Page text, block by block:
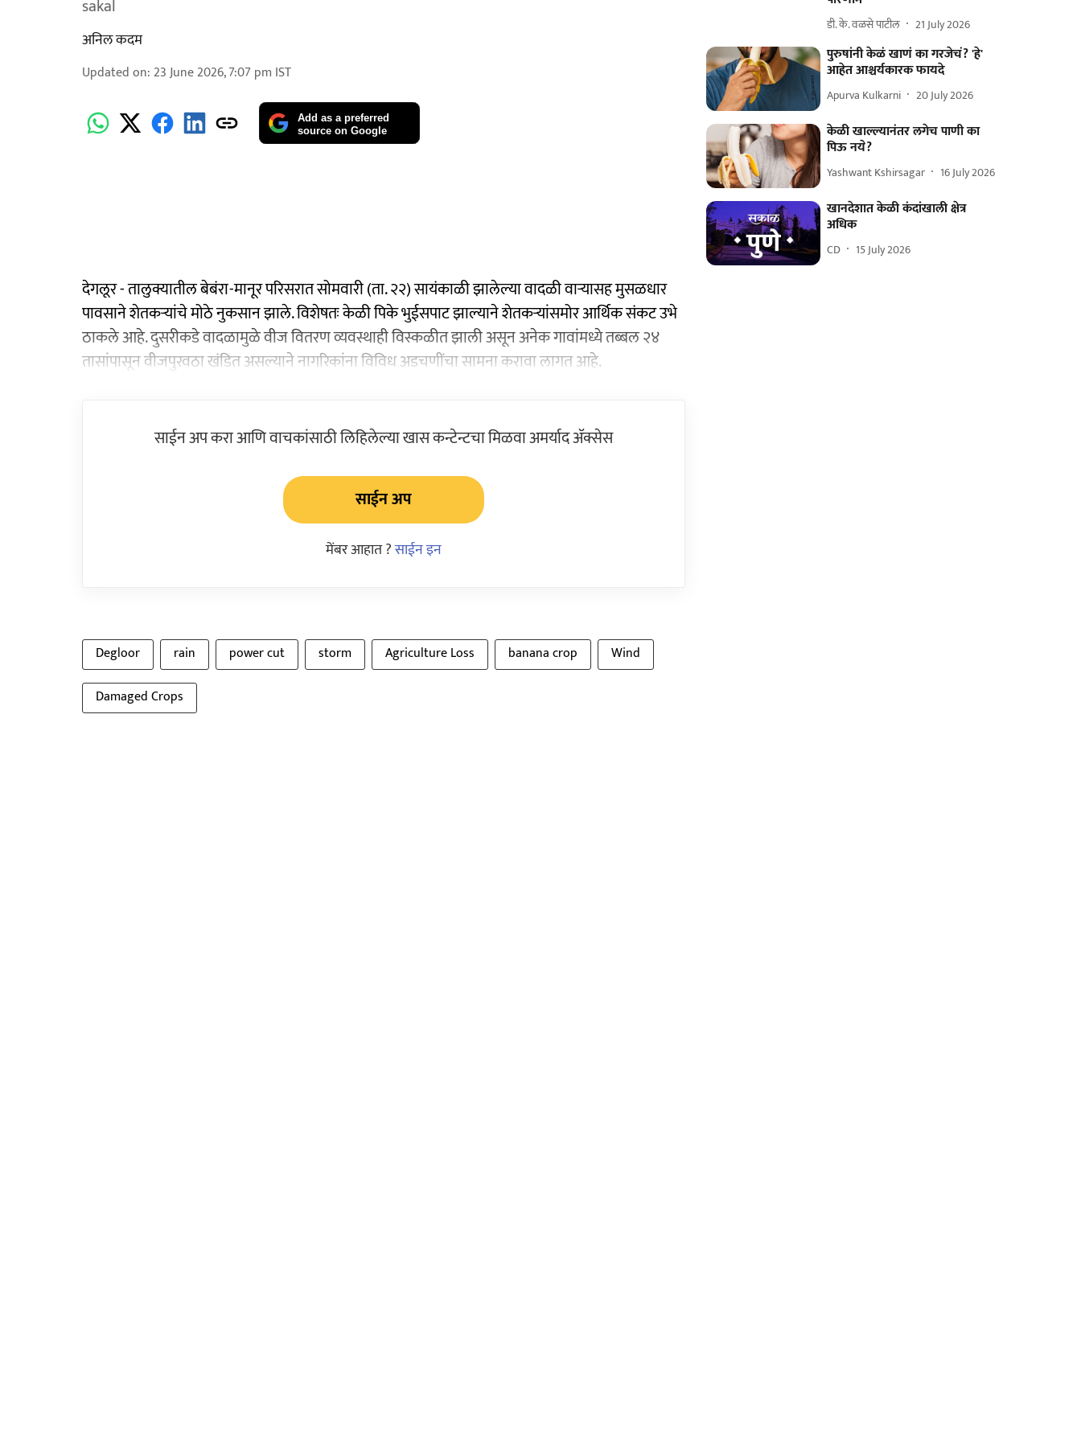
sakal
अनिल कदम
Updated on: 23 June 2026, 7:07 pm IST
Add as a preferred
source on Google
देगलूर - तालुक्यातील बेबंरा-मानूर परिसरात सोमवारी (ता. २२) सायंकाळी झालेल्या वादळी वाऱ्यासह मुसळधार
पावसाने शेतकऱ्यांचे मोठे नुकसान झाले. विशेषतः केळी पिके भुईसपाट झाल्याने शेतकऱ्यांसमोर आर्थिक संकट उभे
ठाकले आहे. दुसरीकडे वादळामुळे वीज वितरण व्यवस्थाही विस्कळीत झाली असून अनेक गावांमध्ये तब्बल २४
तासांपासून वीजपुरवठा खंडित असल्याने नागरिकांना विविध अडचणींचा सामना करावा लागत आहे.
साईन अप करा आणि वाचकांसाठी लिहिलेल्या खास कन्टेन्टचा मिळवा अमर्याद ॲक्सेस
साईन अप
मेंबर आहात ?साईन इन
Degloor rain power cut storm Agriculture Loss banana crop
Wind
Damaged Crops
डी. के. वळसे पाटील 21 July 2026
पुरुषांनी केळं खाणं का गरजेचं? 'हे'
आहेत आश्चर्यकारक फायदे
Apurva Kulkarni 20 July 2026
केळी खाल्ल्यानंतर लगेच पाणी का
पिऊ नये?
Yashwant Kshirsagar 16 July 2026
खानदेशात केळी कंदांखाली क्षेत्र
अधिक
CD 15 July 2026